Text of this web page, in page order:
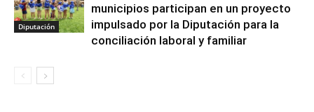
Diputación
municipios participan en un proyecto
impulsado por la Diputación para la
conciliación laboral y familiar